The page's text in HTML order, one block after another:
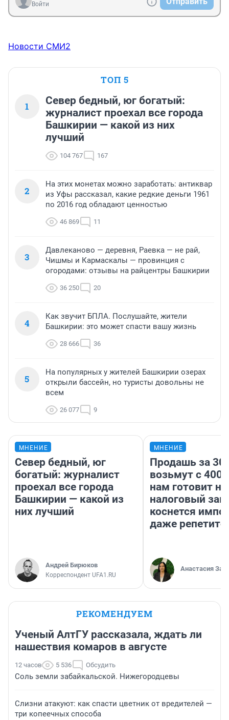
Войти
Новости СМИ2
ТОП 5
1
Север бедный, юг богатый:
журналист проехал все города
Башкирии — какой из них
лучший
104 767 167
2
На этих монетах можно заработать: антиквар
из Уфы рассказал, какие редкие деньги 1961
по 2016 год обладают ценностью
46 869 11
3
Давлеканово — деревня, Раевка — не рай,
Чишмы и Кармаскалы — провинция с
огородами: отзывы на райцентры Башкирии
36 250 20
4
Как звучит БПЛА. Послушайте, жители
Башкирии: это может спасти вашу жизнь
28 666 36
5
На популярных у жителей Башкирии озерах
открыли бассейн, но туристы довольны не
всем
26 077 9
МНЕНИЕ
Север бедный, юг
богатый: журналист
проехал все города
Башкирии — какой из
них лучший
Андрей Бирюков
Корреспондент UFA1.RU
МНЕНИЕ
Продашь за
возьмут с
нам готовит
налоговый
коснется
даже
Анастасия
РЕКОМЕНДУЕМ
Ученый АлтГУ рассказала, ждать ли
нашествия комаров в августе
12 часов 5 536 Обсудить
Соль земли забайкальской. Нижегородцевы
Слизни атакуют: как спасти цветник от вредителей —
три копеечных способа